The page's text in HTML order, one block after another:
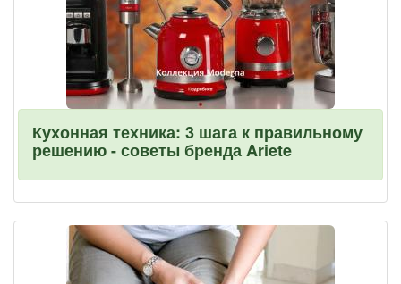
Кухонная техника: 3 шага к правильному
решению - советы бренда Ariete